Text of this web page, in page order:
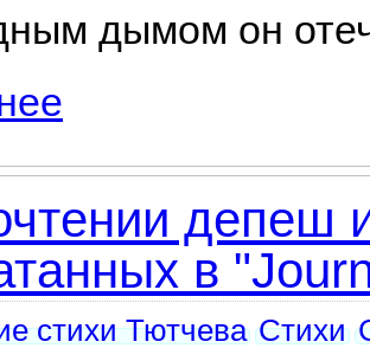
дымом он
депеш
в
стихи Тютчева Стихи